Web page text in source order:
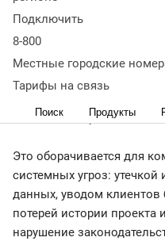
Подключить
8-800
Местные городские
Тарифы на связь
Поиск Продукты
Беспорядок в цифровых
«подтачивает»
команды идет в одном
личные номера.
Это оборачивается для
системных угроз:
данных, уводом
потерей истории
нарушение